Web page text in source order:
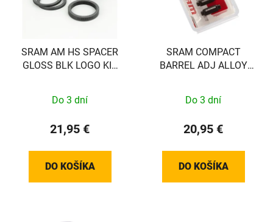
SRAM AM HS SPACER
GLOSS BLK LOGO KIT
Do 3 dní
21,95 €
DO KOŠÍKA
SRAM COMPACT
BARREL ADJ ALLOY
Do 3 dní
20,95 €
DO KOŠÍKA